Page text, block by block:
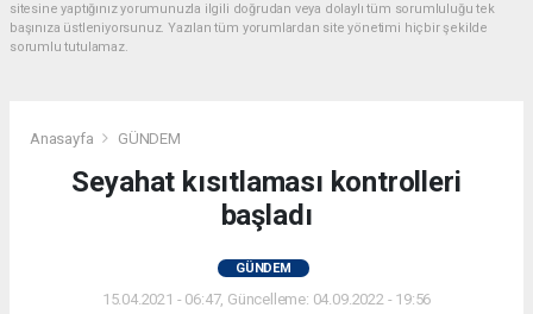
sitesine yaptığınız yorumunuzla ilgili doğrudan veya dolaylı tüm sorumluluğu tek
başınıza üstleniyorsunuz. Yazılan tüm yorumlardan site yönetimi hiçbir şekilde
sorumlu tutulamaz.
Anasayfa GÜNDEM
Seyahat kısıtlaması kontrolleri
başladı
GÜNDEM
15.04.2021 - 06:47, Güncelleme: 04.09.2022 - 19:56